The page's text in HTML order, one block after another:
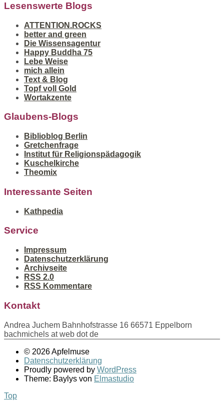
Lesenswerte Blogs
ATTENTION.ROCKS
better and green
Die Wissensagentur
Happy Buddha 75
Lebe Weise
mich allein
Text & Blog
Topf voll Gold
Wortakzente
Glaubens-Blogs
Biblioblog Berlin
Gretchenfrage
Institut für Religionspädagogik
Kuschelkirche
Theomix
Interessante Seiten
Kathpedia
Service
Impressum
Datenschutzerklärung
Archivseite
RSS 2.0
RSS Kommentare
Kontakt
Andrea Juchem Bahnhofstrasse 16 66571 Eppelborn
bachmichels at web dot de
© 2026 Apfelmuse
Datenschutzerklärung
Proudly powered by WordPress
Theme: Baylys von Elmastudio
Top